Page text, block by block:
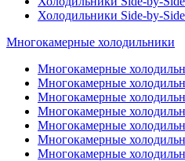
Холодильники Side-by-
Многокамерные холодильники
Многокамерные
Многокамерные
Многокамерные
Многокамерные
Многокамерные
Многокамерные
Многокамерные